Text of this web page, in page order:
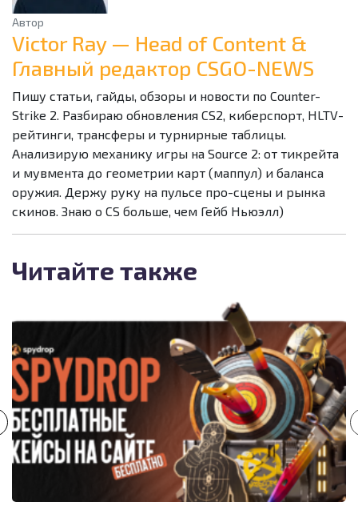
Автор
Victor Ray — Head of Content &
Главный редактор CSGO-NEWS
Пишу статьи, гайды, обзоры и новости по Counter-
Strike 2. Разбираю обновления CS2, киберспорт, HLTV-
рейтинги, трансферы и турнирные таблицы.
Анализирую механику игры на Source 2: от тикрейта
и мувмента до геометрии карт (маппул) и баланса
оружия. Держу руку на пульсе про-сцены и рынка
скинов. Знаю о CS больше, чем Гейб Ньюэлл)
Читайте также